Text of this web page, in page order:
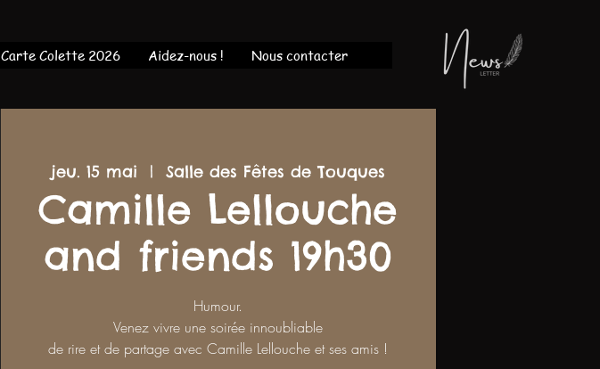
Carte Colette 2026 Aidez-nous ! Nous contacter
jeu. 15 mai
  |
Salle des Fêtes de Touques
Camille Lellouche
and friends 19h30
Humour.
Venez vivre une soirée innoubliable
de rire et de partage avec Camille Lellouche et ses amis !